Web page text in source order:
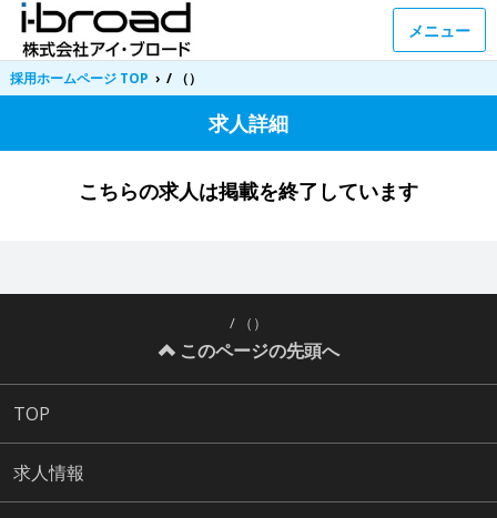
メニュー
採用ホームページ TOP › / （）
求人詳細
こちらの求人は掲載を終了しています
/ （）
このページの先頭へ
TOP
求人情報